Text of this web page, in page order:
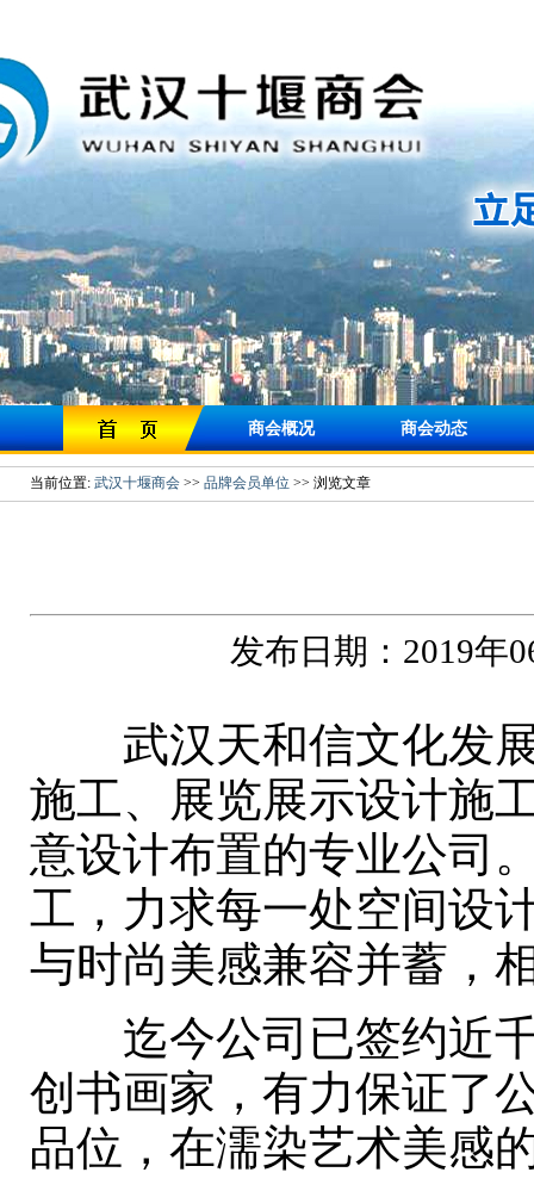
商会概况 商会动态
当前位置: 武汉十堰商会 >> 品牌会员单位 >> 浏览文章
发布日期：2019
武汉天和信文化发展
施工、展览展示设计施
意设计布置的专业公司
工，力求每一处空间设
与时尚美感兼容并蓄，
迄今公司已签约近千
创书画家，有力保证了
品位，在濡染艺术美感